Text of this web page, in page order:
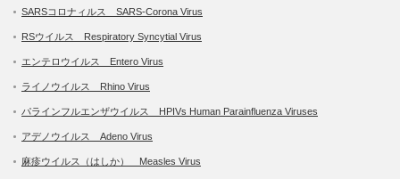
SARSコロナィルス SARS-Corona Virus
RSウイルス Respiratory Syncytial Virus
エンテロウイルス Entero Virus
ライノウイルス Rhino Virus
パラインフルエンザウイルス HPIVs Human Parainfluenza Viruses
アデノウイルス Adeno Virus
麻疹ウイルス（はしか） Measles Virus